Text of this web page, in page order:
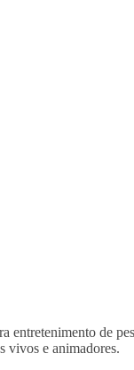
entretenimento de
vivos e animadores.